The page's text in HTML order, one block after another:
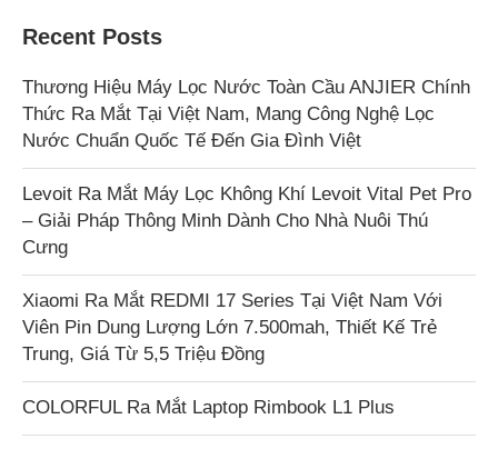
Recent Posts
Thương Hiệu Máy Lọc Nước Toàn Cầu ANJIER Chính
Thức Ra Mắt Tại Việt Nam, Mang Công Nghệ Lọc
Nước Chuẩn Quốc Tế Đến Gia Đình Việt
Levoit Ra Mắt Máy Lọc Không Khí Levoit Vital Pet Pro
– Giải Pháp Thông Minh Dành Cho Nhà Nuôi Thú
Cưng
Xiaomi Ra Mắt REDMI 17 Series Tại Việt Nam Với
Viên Pin Dung Lượng Lớn 7.500mah, Thiết Kế Trẻ
Trung, Giá Từ 5,5 Triệu Đồng
COLORFUL Ra Mắt Laptop Rimbook L1 Plus